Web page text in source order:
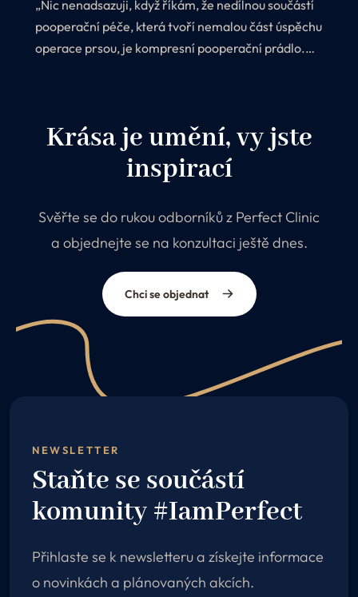
„Nic nenadsazuji, když říkám, že nedílnou součástí
pooperační péče, která tvoří nemalou část úspěchu
operace prsou, je kompresní pooperační prádlo.
Krása je umění, vy jste
inspirací
Svěřte se do rukou odborníků z Perfect Clinic
a objednejte se na konzultaci ještě dnes.
Chci se objednat
NEWSLETTER
Staňte se součástí
komunity #IamPerfect
Přihlaste se k newsletteru a získejte informace
o novinkách a plánovaných akcích.